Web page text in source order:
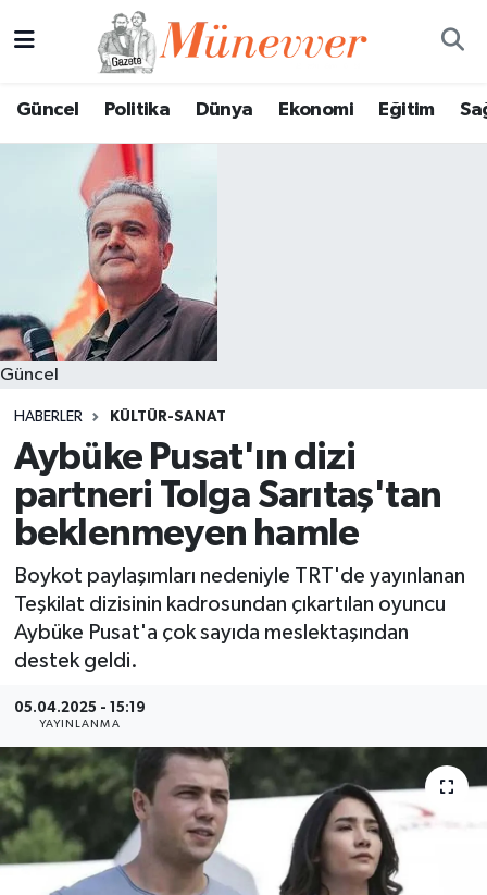
Güncel Politika Dünya Ekonomi Eğitim
Güncel
HABERLER KÜLTÜR-SANAT
Aybüke Pusat'ın dizi
partneri Tolga Sarıtaş'tan
beklenmeyen hamle
Boykot paylaşımları nedeniyle TRT'de yayınlanan
Teşkilat dizisinin kadrosundan çıkartılan oyuncu
Aybüke Pusat'a çok sayıda meslektaşından
destek geldi.
05.04.2025 - 15:19
YAYINLANMA
Dünya
Ekonomi
Eğitim
Sağlık
Magazin
Spor
Trafik Durumu
Süper Lig Puan Durumu ve Fikstür
Tüm Manşetler
Son Dakika Haberleri
Haber Arşivi